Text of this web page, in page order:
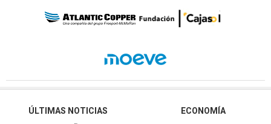
ÚLTIMAS NOTICIAS
ECONOMÍA